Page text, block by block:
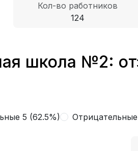
Кол-во работников
124
школа №2:
5 (62.5%) Отрицательные